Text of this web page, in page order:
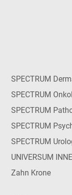
SPECTRUM
SPECTRUM
SPECTRUM
SPECTRUM
SPECTRUM
UNIVERSUM
Zahn Krone